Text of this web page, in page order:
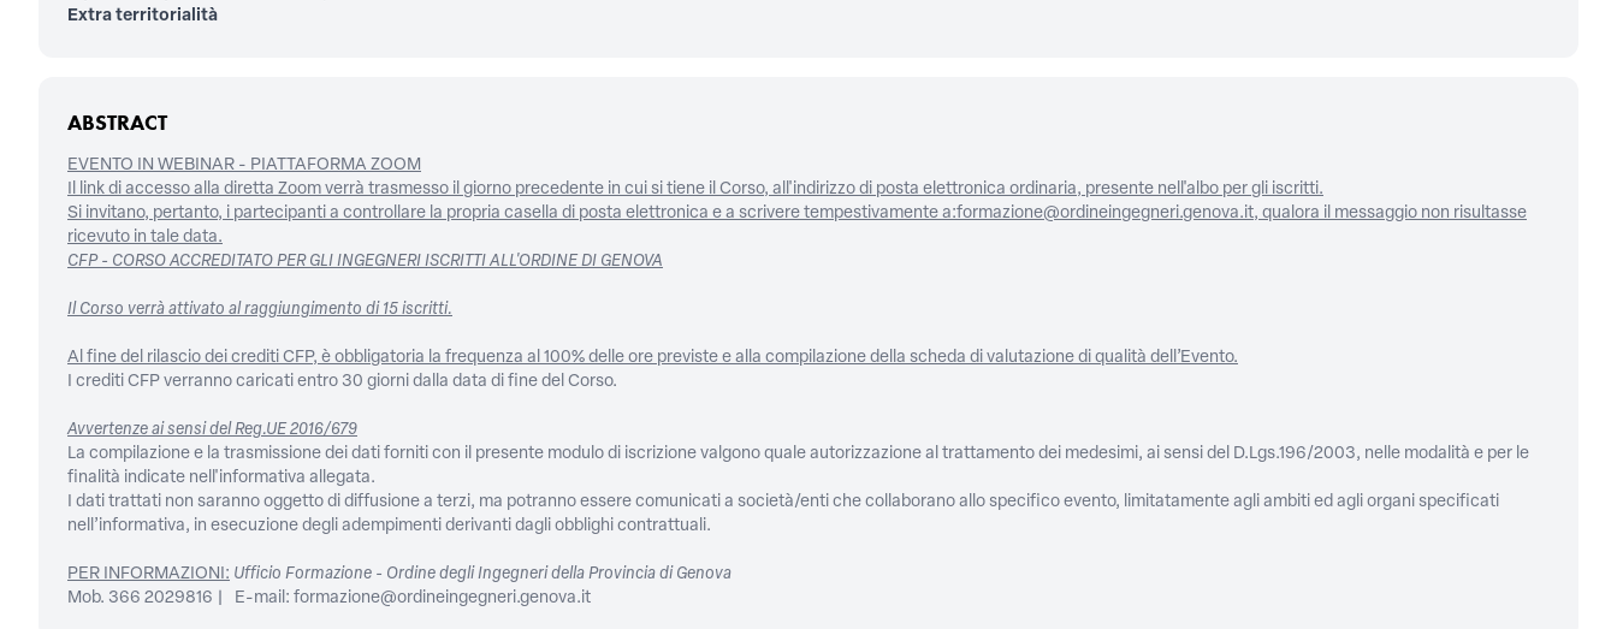
Extra territorialità
ABSTRACT
EVENTO IN WEBINAR - PIATTAFORMA ZOOM
Il link di accesso alla diretta Zoom verrà trasmesso il giorno precedente in cui si tiene il Corso, all'indirizzo di posta elettronica ordinaria, presente nell'albo per gli iscritti.
Si invitano, pertanto, i partecipanti a controllare la propria casella di posta elettronica e a scrivere tempestivamente a:formazione@ordineingegneri.genova.it, qualora il messaggio non risultasse
ricevuto in tale data.
CFP - CORSO ACCREDITATO PER GLI INGEGNERI ISCRITTI ALL'ORDINE DI GENOVA
Il Corso verrà attivato al raggiungimento di 15 iscritti.
Al fine del rilascio dei crediti CFP, è obbligatoria la frequenza al 100% delle ore previste e alla compilazione della scheda di valutazione di qualità dell’Evento.
I crediti CFP verranno caricati entro 30 giorni dalla data di fine del Corso.
Avvertenze ai sensi del Reg.UE 2016/679
La compilazione e la trasmissione dei dati forniti con il presente modulo di iscrizione valgono quale autorizzazione al trattamento dei medesimi, ai sensi del D.Lgs.196/2003, nelle modalità e per le
finalità indicate nell'informativa allegata.
I dati trattati non saranno oggetto di diffusione a terzi, ma potranno essere comunicati a società/enti che collaborano allo specifico evento, limitatamente agli ambiti ed agli organi specificati
nell’informativa, in esecuzione degli adempimenti derivanti dagli obblighi contrattuali.
PER INFORMAZIONI: Ufficio Formazione - Ordine degli Ingegneri della Provincia di Genova
Mob. 366 2029816 | E-mail: formazione@ordineingegneri.genova.it